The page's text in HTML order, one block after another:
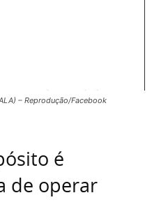
– Reprodução/Facebook
é
de operar